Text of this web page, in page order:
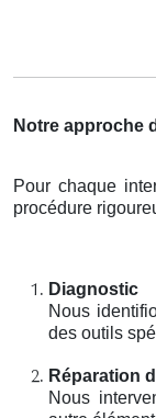
Notre approche
Pour chaque
procédure
Diagnostic
Nous
des outils
Réparation
Nous